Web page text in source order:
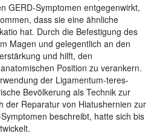
GERD-Symptomen entgegenwirkt,
dass sie eine ähnliche
hat. Durch die Befestigung des
Magen und gelegentlich an den
und hilft, den
Position zu verankern.
der Ligamentum-teres-
Bevölkerung als Technik zur
der Reparatur von Hiatushernien zur
beschreibt, hatte sich bis